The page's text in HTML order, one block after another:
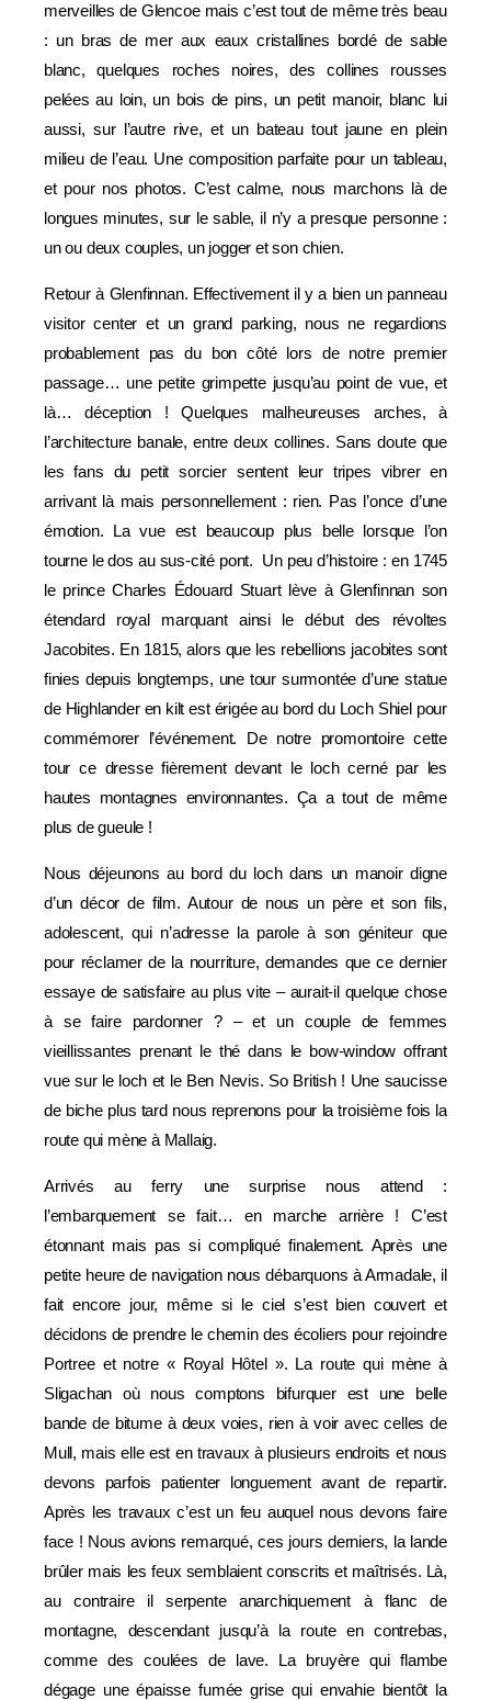
merveilles de Glencoe mais c’est tout de même très beau
: un bras de mer aux eaux cristallines bordé de sable
blanc, quelques roches noires, des collines rousses
pelées au loin, un bois de pins, un petit manoir, blanc lui
aussi, sur l’autre rive, et un bateau tout jaune en plein
milieu de l’eau. Une composition parfaite pour un tableau,
et pour nos photos. C’est calme, nous marchons là de
longues minutes, sur le sable, il n’y a presque personne :
un ou deux couples, un jogger et son chien.
Retour à Glenfinnan. Effectivement il y a bien un panneau
visitor center et un grand parking, nous ne regardions
probablement pas du bon côté lors de notre premier
passage… une petite grimpette jusqu’au point de vue, et
là… déception ! Quelques malheureuses arches, à
l’architecture banale, entre deux collines. Sans doute que
les fans du petit sorcier sentent leur tripes vibrer en
arrivant là mais personnellement : rien. Pas l’once d’une
émotion. La vue est beaucoup plus belle lorsque l’on
tourne le dos au sus-cité pont. Un peu d’histoire : en 1745
le prince Charles Édouard Stuart lève à Glenfinnan son
étendard royal marquant ainsi le début des révoltes
Jacobites. En 1815, alors que les rebellions jacobites sont
finies depuis longtemps, une tour surmontée d’une statue
de Highlander en kilt est érigée au bord du Loch Shiel pour
commémorer l’événement. De notre promontoire cette
tour ce dresse fièrement devant le loch cerné par les
hautes montagnes environnantes. Ça a tout de même
plus de gueule !
Nous déjeunons au bord du loch dans un manoir digne
d’un décor de film. Autour de nous un père et son fils,
adolescent, qui n’adresse la parole à son géniteur que
pour réclamer de la nourriture, demandes que ce dernier
essaye de satisfaire au plus vite – aurait-il quelque chose
à se faire pardonner ? – et un couple de femmes
vieillissantes prenant le thé dans le bow-window offrant
vue sur le loch et le Ben Nevis. So British ! Une saucisse
de biche plus tard nous reprenons pour la troisième fois la
route qui mène à Mallaig.
Arrivés au ferry une surprise nous attend :
l’embarquement se fait… en marche arrière ! C’est
étonnant mais pas si compliqué finalement. Après une
petite heure de navigation nous débarquons à Armadale, il
fait encore jour, même si le ciel s’est bien couvert et
décidons de prendre le chemin des écoliers pour rejoindre
Portree et notre « Royal Hôtel ». La route qui mène à
Sligachan où nous comptons bifurquer est une belle
bande de bitume à deux voies, rien à voir avec celles de
Mull, mais elle est en travaux à plusieurs endroits et nous
devons parfois patienter longuement avant de repartir.
Après les travaux c’est un feu auquel nous devons faire
face ! Nous avions remarqué, ces jours derniers, la lande
brûler mais les feux semblaient conscrits et maîtrisés. Là,
au contraire il serpente anarchiquement à flanc de
montagne, descendant jusqu’à la route en contrebas,
comme des coulées de lave. La bruyère qui flambe
dégage une épaisse fumée grise qui envahie bientôt la